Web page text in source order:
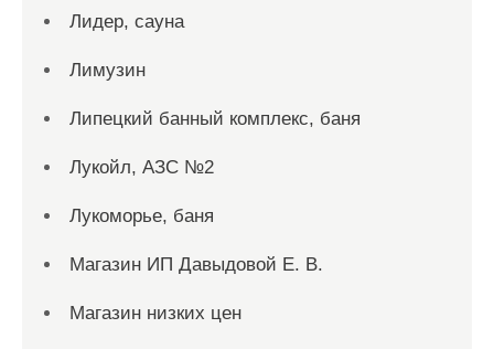
Лидер, сауна
Лимузин
Липецкий банный комплекс, баня
Лукойл, АЗС №2
Лукоморье, баня
Магазин ИП Давыдовой Е. В.
Магазин низких цен